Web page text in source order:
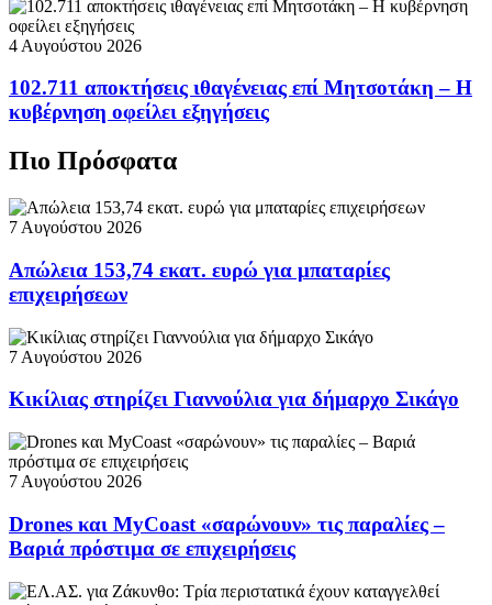
4 Αυγούστου 2026
102.711 αποκτήσεις ιθαγένειας επί Μητσοτάκη – Η
κυβέρνηση οφείλει εξηγήσεις
Πιο Πρόσφατα
7 Αυγούστου 2026
Απώλεια 153,74 εκατ. ευρώ για μπαταρίες
επιχειρήσεων
7 Αυγούστου 2026
Κικίλιας στηρίζει Γιαννούλια για δήμαρχο Σικάγο
7 Αυγούστου 2026
Drones και MyCoast «σαρώνουν» τις παραλίες –
Βαριά πρόστιμα σε επιχειρήσεις